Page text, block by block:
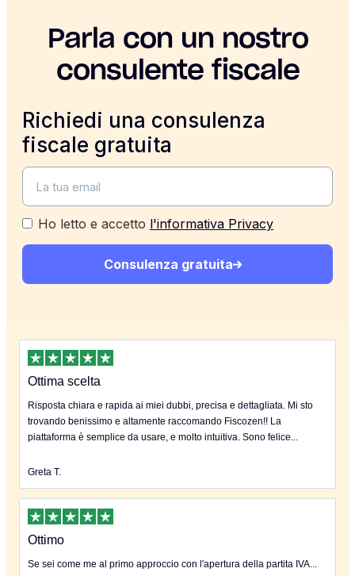
Parla con un nostro
consulente fiscale
Richiedi una consulenza
fiscale gratuita
Ho letto e accetto l'informativa Privacy
Consulenza gratuita
Ottima scelta
Risposta chiara e rapida ai miei dubbi, precisa e dettagliata. Mi sto
trovando benissimo e altamente raccomando Fiscozen!! La
piattaforma è semplice da usare, e molto intuitiva. Sono felice...
Greta T.
Ottimo
Se sei come me al primo approccio con l'apertura della partita IVA...